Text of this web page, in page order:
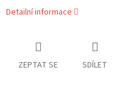
Detailní informace
ZEPTAT SE SDÍLET